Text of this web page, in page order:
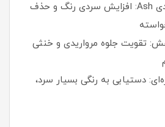
ترکیب با سری دودی Ash: افزایش سردی رنگ و حذف
تقویت جلوه مرواریدی و خنثی
دستیابی به رنگی بسیار سرد،